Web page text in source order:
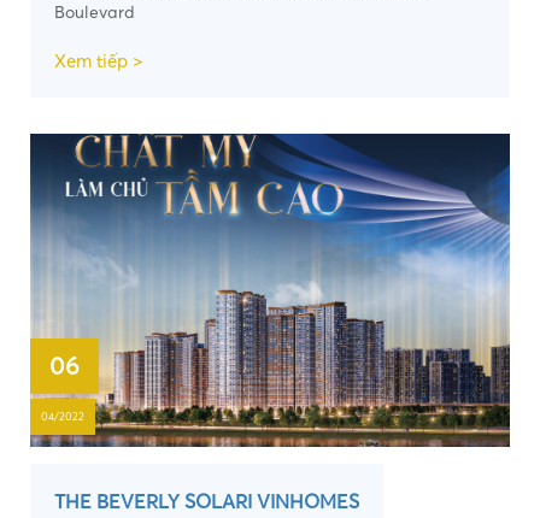
Boulevard
Xem tiếp >
06
04/2022
THE BEVERLY SOLARI VINHOMES